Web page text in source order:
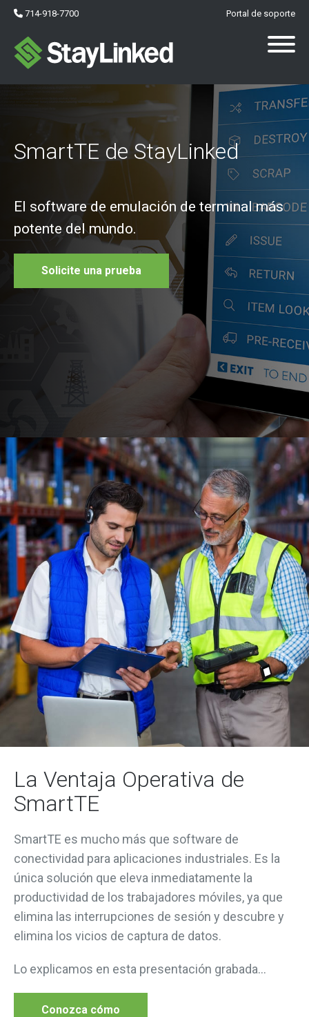
714-918-7700 Portal de soporte
SmartTE de StayLinked
El software de emulación de terminal más
potente del mundo.
Solicite una prueba
La Ventaja Operativa de
SmartTE
SmartTE es mucho más que software de
conectividad para aplicaciones industriales. Es la
única solución que eleva inmediatamente la
productividad de los trabajadores móviles,ya que
elimina las interrupciones de sesión y descubre y
elimina los vicios de captura de datos.
Lo explicamos en esta presentación grabada...
Conozca cómo